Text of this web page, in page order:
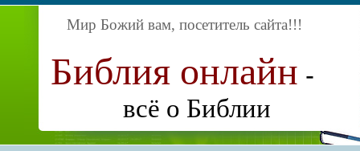
Мир Божий вам, посетитель сайта!!!
Библия онлайн -
всё о Библии